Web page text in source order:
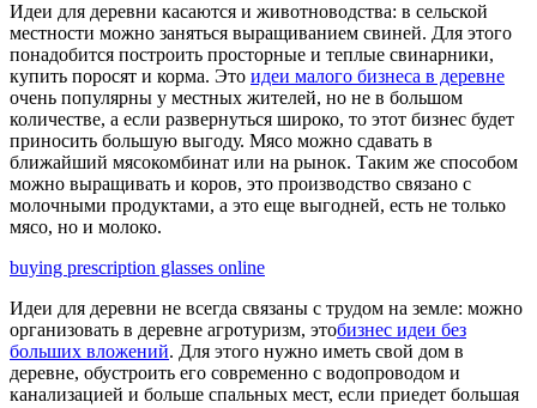
Идеи для деревни касаются и животноводства: в сельской
местности можно заняться выращиванием свиней. Для этого
понадобится построить просторные и теплые свинарники,
купить поросят и корма. Это идеи малого бизнеса в деревне
очень популярны у местных жителей, но не в большом
количестве, а если развернуться широко, то этот бизнес будет
приносить большую выгоду. Мясо можно сдавать в
ближайший мясокомбинат или на рынок. Таким же способом
можно выращивать и коров, это производство связано с
молочными продуктами, а это еще выгодней, есть не только
мясо, но и молоко.
buying prescription glasses online
Идеи для деревни не всегда связаны с трудом на земле: можно
организовать в деревне агротуризм, этобизнес идеи без
больших вложений. Для этого нужно иметь свой дом в
деревне, обустроить его современно с водопроводом и
канализацией и больше спальных мест, если приедет большая